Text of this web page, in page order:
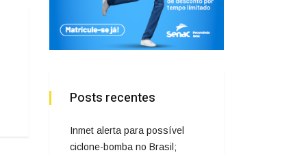
Posts recentes
Inmet alerta para possível
ciclone-bomba no Brasil;